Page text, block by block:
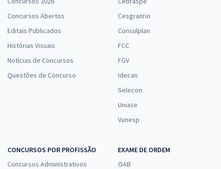
Concursos Abertos
Editais Publicados
Histórias Visuais
Notícias de Concursos
Questões de Concurso
Cesgranrio
Consulplan
FCC
FGV
Idecan
Selecon
Uniase
Vunesp
CONCURSOS POR PROFISSÃO
Concursos Administrativos
EXAME DE ORDEM
OAB